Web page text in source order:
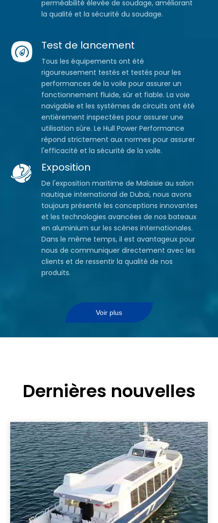
perméabilité élevée de soudage, améliorant
la qualité et la sécurité du soudage.
Test de lancement
Tous les équipements ont été
rigoureusement testés et testés pour les
performances de la voile pour assurer un
fonctionnement fluide, sûr et fiable. La voie
navigable et les systèmes de circuits ont été
entièrement inspectées pour assurer une
utilisation sûre. Le Hull Power Performance
répond strictement aux normes pour assurer
l'efficacité et la sécurité de la voile.
Exposition
De l'exposition maritime de Malaisie au salon
nautique international de Dubaï, nous avons
toujours présenté les conceptions innovantes
et les technologies avancées de nos bateaux
en aluminium sur les scènes internationales.
Dans le même temps, il est avantageux pour
nous de communiquer directement avec les
clients et de ressentir la qualité de nos
produits.
Voir plus
Dernières nouvelles